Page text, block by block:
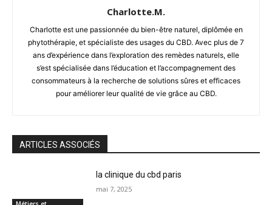
Charlotte.M.
Charlotte est une passionnée du bien-être naturel, diplômée en
phytothérapie, et spécialiste des usages du CBD. Avec plus de 7
ans d’expérience dans l’exploration des remèdes naturels, elle
s’est spécialisée dans l’éducation et l’accompagnement des
consommateurs à la recherche de solutions sûres et efficaces
pour améliorer leur qualité de vie grâce au CBD.
ARTICLES ASSOCIÉS
la clinique du cbd paris
mai 7, 2025